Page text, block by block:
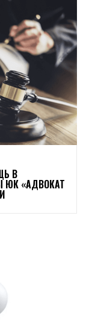
В
ЮК «АДВОКАТ